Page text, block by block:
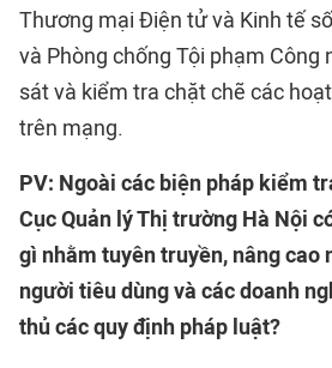
Thương mại Điện tử và Kinh tế
và Phòng chống Tội phạm Công
sát và kiểm tra chặt chẽ các
trên mạng.
PV: Ngoài các biện pháp kiểm
Cục Quản lý Thị trường Hà Nội
gì nhằm tuyên truyền, nâng cao
người tiêu dùng và các doanh
thủ các quy định pháp luật?